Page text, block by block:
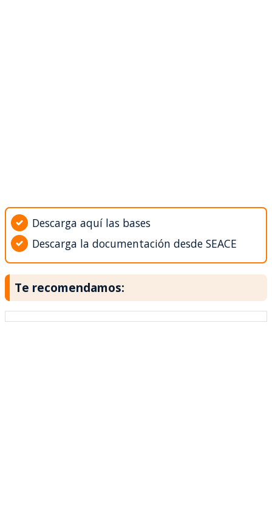
Descarga aquí las bases
Descarga la documentación desde SEACE
Te recomendamos: